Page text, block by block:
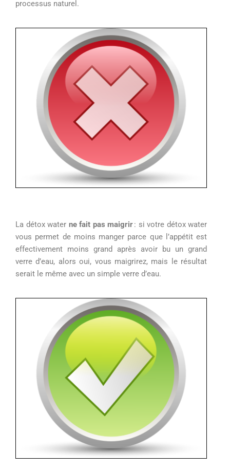
processus naturel.
La détox water ne fait pas maigrir: si votre détox water
vous permet de moins manger parce que l’appétit est
effectivement moins grand après avoir bu un grand
verre d’eau, alors oui, vous maigrirez, mais le résultat
serait le même avec un simple verre d’eau.